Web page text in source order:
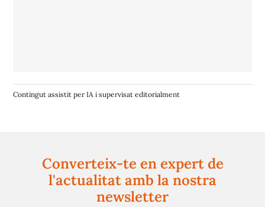
Contingut assistit per IA i supervisat editorialment
Converteix-te en expert de
l'actualitat amb la nostra
newsletter